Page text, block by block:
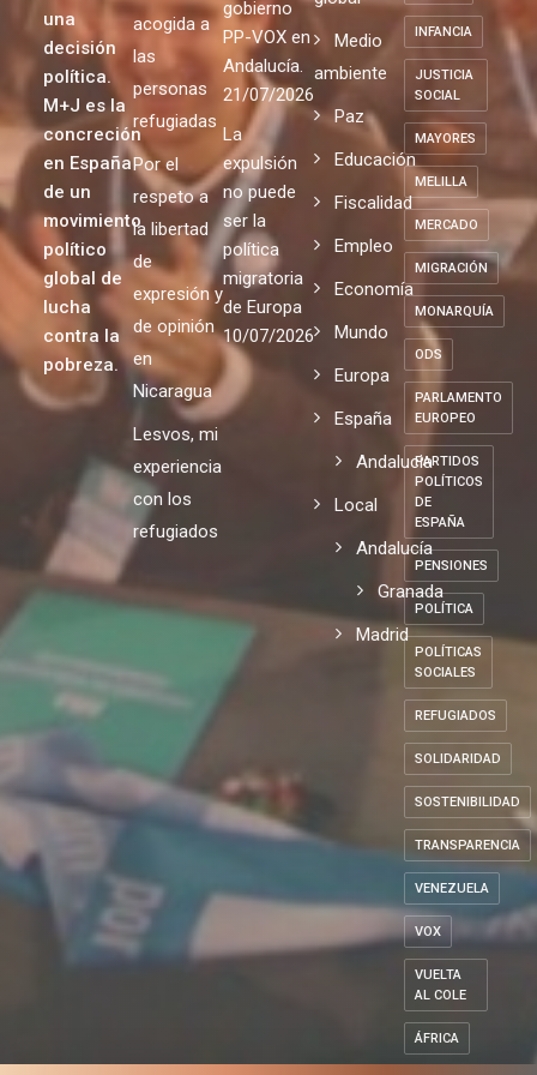
una
decisión
política.
M+J es la
concreción
en España
de un
movimiento
político
global de
lucha
contra la
pobreza.
acogida a
las
personas
refugiadas
Por el
respeto a
la libertad
de
expresión y
de opinión
en
Nicaragua
Lesvos, mi
experiencia
con los
refugiados
gobierno
PP-VOX en
Andalucía.
21/07/2026
La
expulsión
no puede
ser la
política
migratoria
de Europa
10/07/2026
Medio
ambiente
Paz
Educación
Fiscalidad
Empleo
Economía
Mundo
Europa
España
Andalucia
Local
Andalucía
Granada
Madrid
INFANCIA
JUSTICIA
SOCIAL
MAYORES
MELILLA
MERCADO
MIGRACIÓN
MONARQUÍA
ODS
PARLAMENTO
EUROPEO
PARTIDOS
POLÍTICOS
DE
ESPAÑA
PENSIONES
POLÍTICA
POLÍTICAS
SOCIALES
REFUGIADOS
SOLIDARIDAD
SOSTENIBILIDAD
TRANSPARENCIA
VENEZUELA
VOX
VUELTA
AL COLE
ÁFRICA